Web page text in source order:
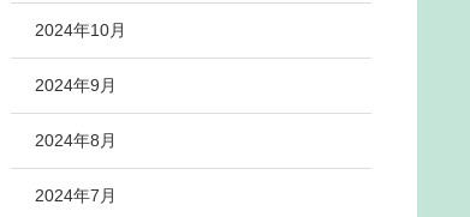
2024年10月
2024年9月
2024年8月
2024年7月